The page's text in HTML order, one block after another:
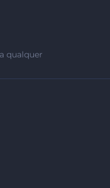
qualquer